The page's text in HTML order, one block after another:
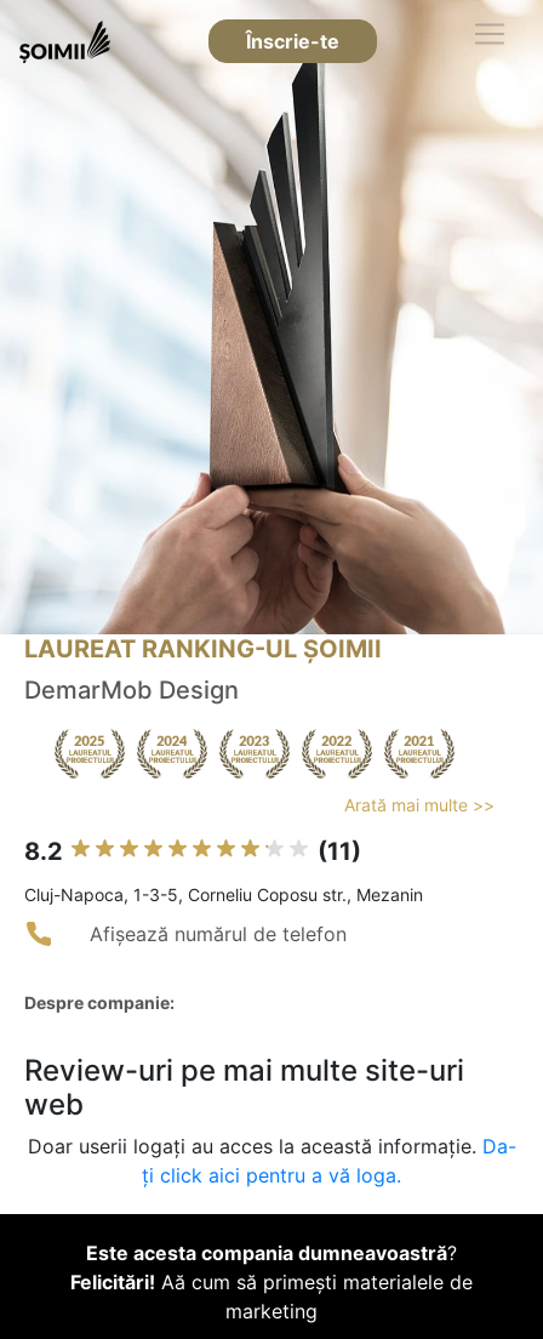
Înscrie-te
LAUREAT RANKING-UL ȘOIMII
DemarMob Design
Arată mai multe >>
8.2 (11)
Cluj-Napoca, 1-3-5, Corneliu Coposu str., Mezanin
Afișează numărul de telefon
Despre companie:
Review-uri pe mai multe site-uri
web
Doar userii logați au acces la această informație. Da-
ți click aici pentru a vă loga.
Este acesta compania dumneavoastră?
Felicitări! Aă cum să primești materialele de
marketing